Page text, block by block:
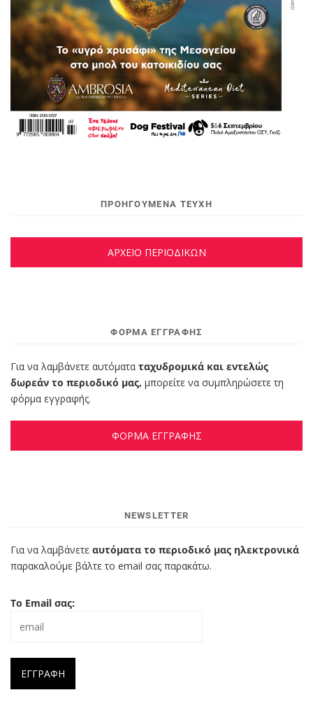
ΠΡΟΗΓΟΥΜΕΝΑ ΤΕΥΧΗ
ΑΡΧΕΙΟ ΠΕΡΙΟΔΙΚΩΝ
ΦΌΡΜΑ ΕΓΓΡΑΦΉΣ
Για να λαμβάνετε αυτόματα ταχυδρομικά και εντελώς
δωρεάν το περιοδικό μας, μπορείτε να συμπληρώσετε τη
φόρμα εγγραφής.
ΦΟΡΜΑ ΕΓΓΡΑΦΗΣ
NEWSLETTER
Για να λαμβάνετε αυτόματα το περιοδικό μας ηλεκτρονικά
παρακαλούμε βάλτε το email σας παρακάτω.
Το Email σας: